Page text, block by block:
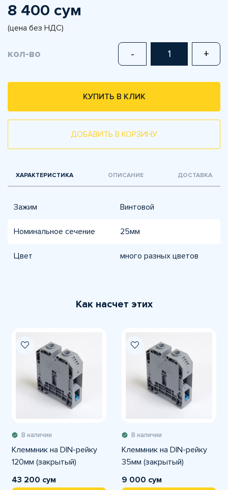
8 400 сум
(цена без НДС)
кол-во - +
КУПИТЬ В КЛИК
ДОБАВИТЬ В КОРЗИНУ
ХАРАКТЕРИСТИКА ОПИСАНИЕ ДОСТАВКА
Зажим Винтовой
Номинальное сечение 25мм
Цвет много разных цветов
Как насчет этих
В наличии
Клеммник на DIN-рейку
120мм (закрытый)
43 200 сум
В наличии
Клеммник на DIN-рейку
35мм (закрытый)
9 000 сум